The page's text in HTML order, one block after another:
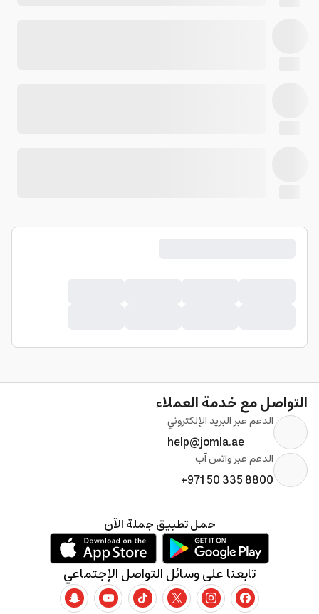
التواصل مع خدمة العملاء
الدعم عبر البريد الإلكتروني
help@jomla.ae
الدعم عبر واتس آب
+971 50 335 8800
تابعنا على وسائل التواصل الإجتماعي
حمل تطبيق جملة الآن